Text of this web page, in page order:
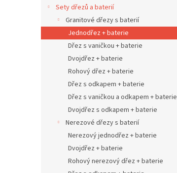
e
l
Sety dřezů a baterií
Granitové dřezy s baterií
Jednodřez + baterie
Dřez s vaničkou + baterie
Dvojdřez + baterie
Rohový dřez + baterie
Dřez s odkapem + baterie
Dřez s vaničkou a odkapem + baterie
Dvojdřez s odkapem + baterie
Nerezové dřezy s baterií
Nerezový jednodřez + baterie
Dvojdřez + baterie
Rohový nerezový dřez + baterie